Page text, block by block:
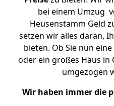
bei einem Umzug
Heusenstamm Geld
setzen wir alles daran,
bieten. Ob Sie nun
oder ein großes Haus in
umgezogen
Wir haben immer die